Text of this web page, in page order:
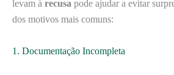
levam à recusa pode ajudar a evitar
dos motivos mais comuns:
1. Documentação Incompleta